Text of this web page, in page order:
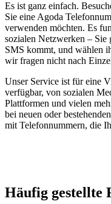
Es ist ganz einfach.
Sie eine Agoda
verwenden möchten. Es
sozialen Netzwerken – Sie
SMS kommt, und wählen
wir fragen nicht nach
Unser Service ist für eine
verfügbar, von sozialen
Plattformen und vielen
bei neuen oder
mit Telefonnummern, die
Häufig gestellte